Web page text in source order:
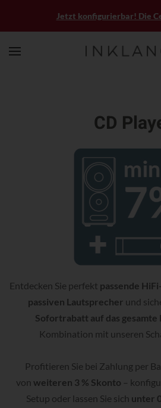
Jetzt konfigurierbar! Die
CD
Entdecken Sie perfekt passende
passiven Lautsprecher und
Sofortrabatt auf das gesamte
Kombination mit unseren
Profitieren Sie bei Zahlung per
von weiteren 3 % Skonto –
Setup oder lassen Sie sich unter